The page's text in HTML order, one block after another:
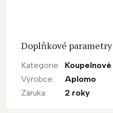
Doplňkové parametry
Kategorie:
Výrobce:
Aplomo
Záruka: 2 roky